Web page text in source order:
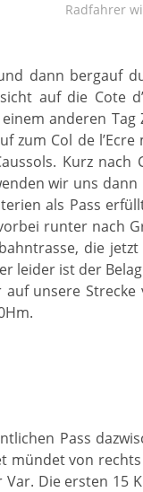
Radfahrer
dann bergauf
auf die Cote
anderen
Col de
Kurz
wir uns
als Pass
runter nach
die
leider ist der
unsere
Pass
von
Die ersten